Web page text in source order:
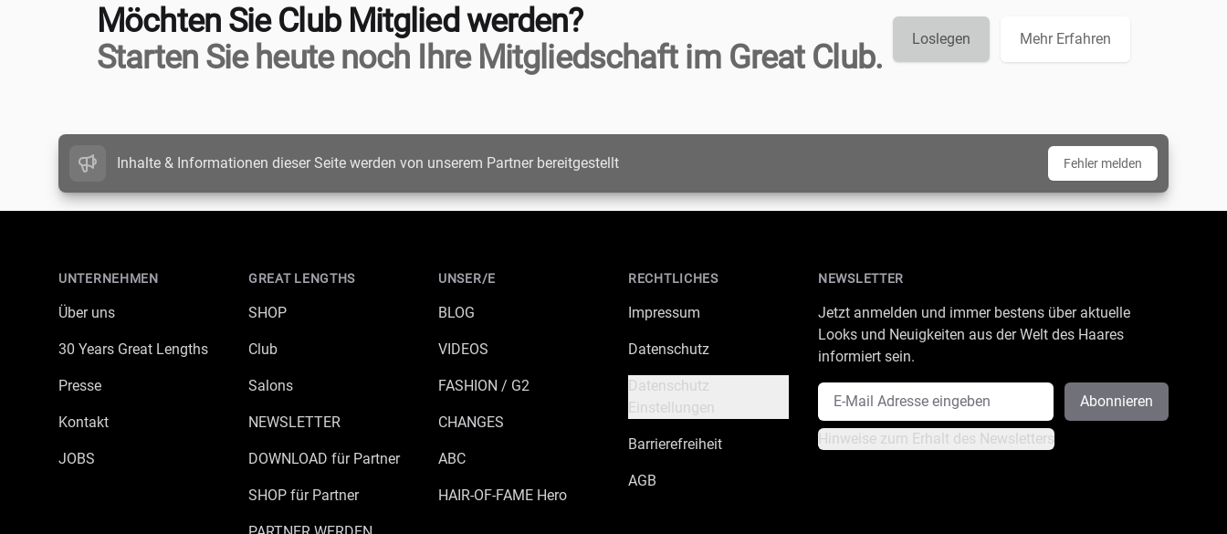
Möchten Sie Club Mitglied werden?
Starten Sie heute noch Ihre Mitgliedschaft im Great Club.
Loslegen Mehr Erfahren
Inhalte & Informationen dieser Seite werden von unserem Partner bereitgestellt Fehler melden
UNTERNEHMEN
Über uns
30 Years Great Lengths
Presse
Kontakt
JOBS
GREAT LENGTHS
SHOP
Club
Salons
NEWSLETTER
DOWNLOAD für Partner
SHOP für Partner
UNSER/E
BLOG
VIDEOS
FASHION / G2
CHANGES
ABC
HAIR-OF-FAME Hero
RECHTLICHES
Impressum
Datenschutz
Datenschutz
Einstellungen
Barrierefreiheit
AGB
NEWSLETTER
Jetzt anmelden und immer bestens über aktuelle
Looks und Neuigkeiten aus der Welt des Haares
informiert sein.
E-Mail Adresse
Abonnieren
Hinweise zum Erhalt des Newsletters